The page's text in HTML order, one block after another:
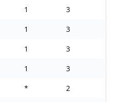
1 3
1 3
1 3
1 3
* 2